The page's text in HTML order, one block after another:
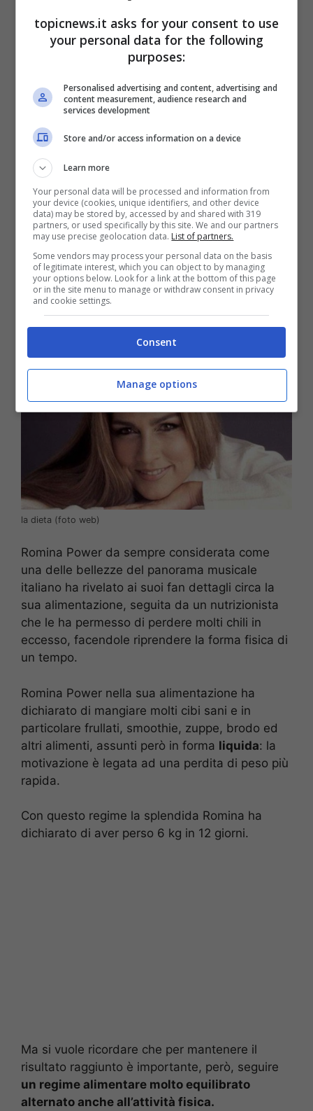
Ella ai suoi fan ha rivelato la dieta che le
La dieta di Romina
Power
la dieta (foto web)
Romina Power da sempre considerata come
una delle bellezze del panorama musicale
italiano ha rivelato ai suoi fan dettagli circa la
sua alimentazione, seguita da un nutrizionista
che le ha permesso di perdere molti chili in
eccesso, facendole riprendere la forma fisica di
un tempo.
Romina Power nella sua alimentazione ha
dichiarato di mangiare molti cibi sani e in
particolare frullati, smoothie, zuppe, brodo ed
altri alimenti, assunti però in forma liquida: la
motivazione è legata ad una perdita di peso più
rapida.
Con questo regime la splendida Romina ha
dichiarato di aver perso 6 kg in 12 giorni.
Ma si vuole ricordare che per mantenere il
risultato raggiunto è importante, però, seguire
un regime alimentare molto equilibrato
alternato anche all’attività fisica.
topicnews.it asks for your consent to use
your personal data for the following
purposes:
Personalised advertising and content, advertising and
content measurement, audience research and
services development
Store and/or access information on a device
Learn more
Your personal data will be processed and information from
your device (cookies, unique identifiers, and other device
data) may be stored by, accessed by and shared with 319
partners, or used specifically by this site. We and our partners
may use precise geolocation data. List of partners.
Some vendors may process your personal data on the basis
of legitimate interest, which you can object to by managing
your options below. Look for a link at the bottom of this page
or in the site menu to manage or withdraw consent in privacy
and cookie settings.
Consent
Manage options